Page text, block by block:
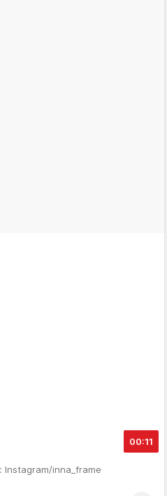
00:11
Instagram/inna_frame